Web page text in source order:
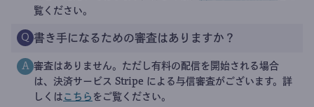
覧ください。
Q 書き手になるための審査はありますか？
A 審査はありません。ただし有料の配信を開始される場合
は、決済サービス Stripe による与信審査がございます。詳
しくは こちら をご覧ください。